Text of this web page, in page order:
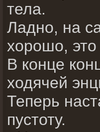
тела.
Ладно, на
хорошо,
В конце
ходячей
Теперь
пустоту.